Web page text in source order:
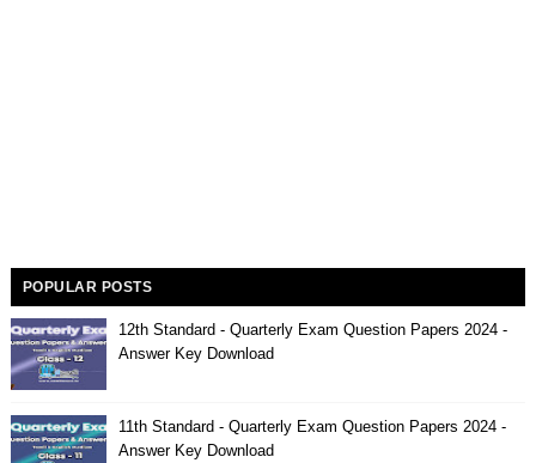
POPULAR POSTS
12th Standard - Quarterly Exam Question Papers 2024 -
Answer Key Download
11th Standard - Quarterly Exam Question Papers 2024 -
Answer Key Download